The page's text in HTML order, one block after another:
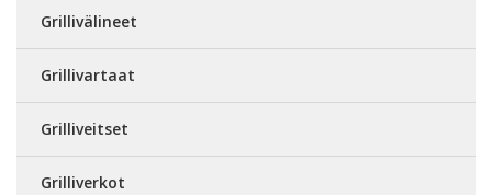
Grillivälineet
Grillivartaat
Grilliveitset
Grilliverkot